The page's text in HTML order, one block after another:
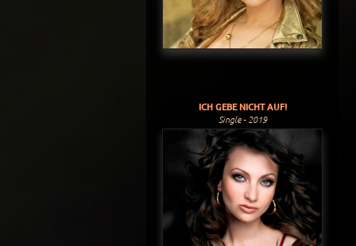
ICH GEBE NICHT AUF!
Single - 2019